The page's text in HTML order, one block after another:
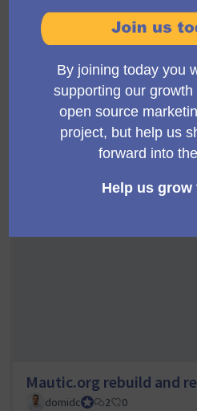
La selecció de propostes
següents normes:
Per ser validades, les
un mínim de 4 suports
Cada proposta pot
Mautic.org rebuild and
domidcCouncil member
2 0